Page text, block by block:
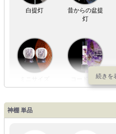
白提灯
昔からの盆提
灯
コードレス
神棚 単品